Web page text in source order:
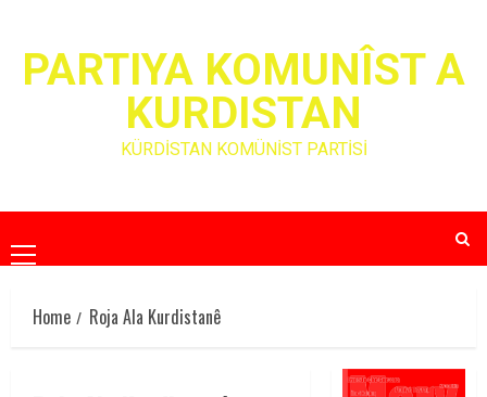
contentPARTIYA KOMUNÎST A
KURDISTAN
KÜRDİSTAN KOMÜNİST PARTİSİ
Primary
Menu
Home
Roja Ala Kurdistanê